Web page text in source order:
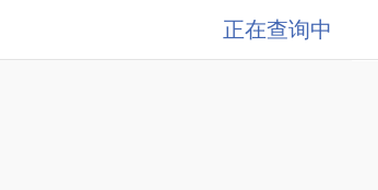
正在查询中